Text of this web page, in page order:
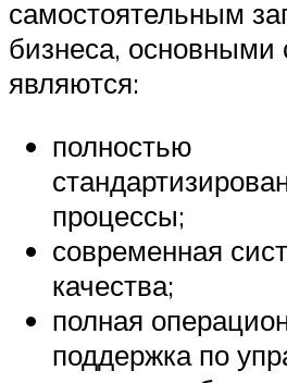
самостоятельным
бизнеса, основными
являются:
полностью
процессы;
современная
качества;
полная
поддержка по